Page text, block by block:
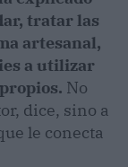
tratar las
artesanal,
a utilizar
No
dice, sino a
le conecta